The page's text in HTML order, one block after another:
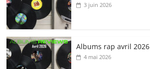
3 juin 2026
Albums rap avril 2026
4 mai 2026